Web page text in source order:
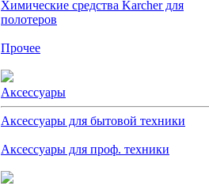
Химические средства Karcher для
полотеров
Прочее
Аксессуары
Аксессуары для бытовой техники
Аксессуары для проф. техники